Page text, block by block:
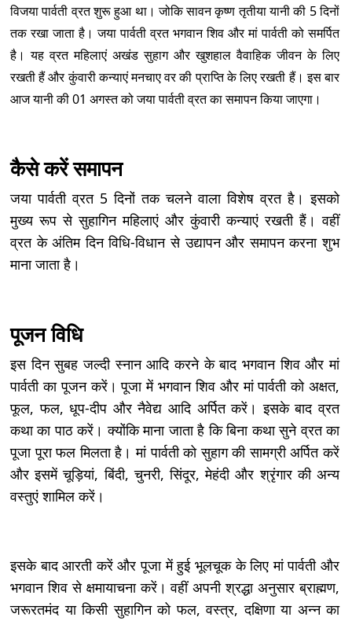
विजया पार्वती व्रत शुरू हुआ था। जोकि सावन कृष्ण तृतीया यानी की 5 दिनों
तक रखा जाता है। जया पार्वती व्रत भगवान शिव और मां पार्वती को समर्पित
है। यह व्रत महिलाएं अखंड सुहाग और खुशहाल वैवाहिक जीवन के लिए
रखती हैं और कुंवारी कन्याएं मनचाए वर की प्राप्ति के लिए रखती हैं। इस बार
आज यानी की 01 अगस्त को जया पार्वती व्रत का समापन किया जाएगा।
कैसे करें समापन
जया पार्वती व्रत 5 दिनों तक चलने वाला विशेष व्रत है। इसको
मुख्य रूप से सुहागिन महिलाएं और कुंवारी कन्याएं रखती हैं। वहीं
व्रत के अंतिम दिन विधि-विधान से उद्यापन और समापन करना शुभ
माना जाता है।
पूजन विधि
इस दिन सुबह जल्दी स्नान आदि करने के बाद भगवान शिव और मां
पार्वती का पूजन करें। पूजा में भगवान शिव और मां पार्वती को अक्षत,
फूल, फल, धूप-दीप और नैवेद्य आदि अर्पित करें। इसके बाद व्रत
कथा का पाठ करें। क्योंकि माना जाता है कि बिना कथा सुने व्रत का
पूजा पूरा फल मिलता है। मां पार्वती को सुहाग की सामग्री अर्पित करें
और इसमें चूड़ियां, बिंदी, चुनरी, सिंदूर, मेहंदी और श्रृंगार की अन्य
वस्तुएं शामिल करें।
इसके बाद आरती करें और पूजा में हुई भूलचूक के लिए मां पार्वती और
भगवान शिव से क्षमायाचना करें। वहीं अपनी श्रद्धा अनुसार ब्राह्मण,
जरूरतमंद या किसी सुहागिन को फल, वस्त्र, दक्षिणा या अन्न का